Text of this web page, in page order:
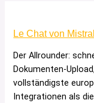
Le Chat von Mistral
Der Allrounder:
Dokumenten-
vollständigste
Integrationen als